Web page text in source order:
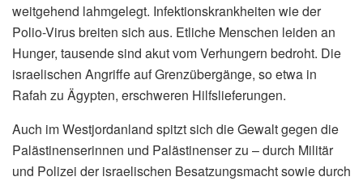
weitgehend lahmgelegt. Infektionskrankheiten wie der
Polio-Virus breiten sich aus. Etliche Menschen leiden an
Hunger, tausende sind akut vom Verhungern bedroht. Die
israelischen Angriffe auf Grenzübergänge, so etwa in
Rafah zu Ägypten, erschweren Hilfslieferungen.
Auch im Westjordanland spitzt sich die Gewalt gegen die
Palästinenserinnen und Palästinenser zu – durch Militär
und Polizei der israelischen Besatzungsmacht sowie durch